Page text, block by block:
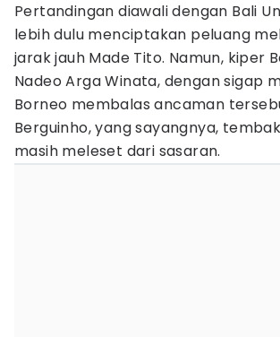
Pertandingan diawali dengan Bali
lebih dulu menciptakan peluang
jarak jauh Made Tito. Namun, kiper
Nadeo Arga Winata, dengan sigap
Borneo membalas ancaman
Berguinho, yang sayangnya,
masih meleset dari sasaran.